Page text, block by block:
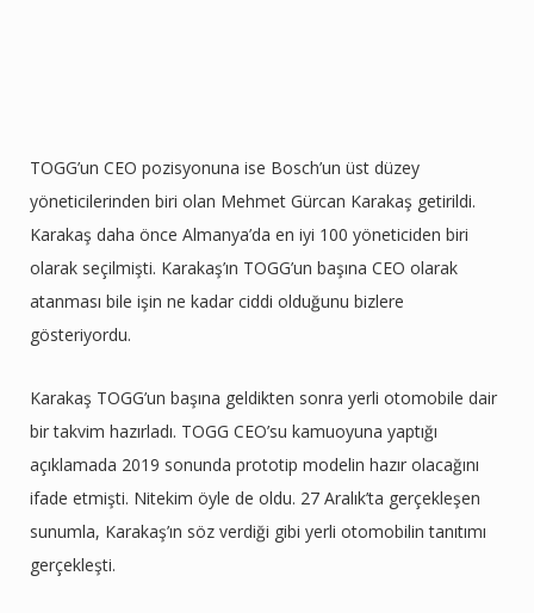
TOGG’un CEO pozisyonuna ise Bosch’un üst düzey
yöneticilerinden biri olan Mehmet Gürcan Karakaş getirildi.
Karakaş daha önce Almanya’da en iyi 100 yöneticiden biri
olarak seçilmişti. Karakaş’ın TOGG’un başına CEO olarak
atanması bile işin ne kadar ciddi olduğunu bizlere
gösteriyordu.
Karakaş TOGG’un başına geldikten sonra yerli otomobile dair
bir takvim hazırladı. TOGG CEO’su kamuoyuna yaptığı
açıklamada 2019 sonunda prototip modelin hazır olacağını
ifade etmişti. Nitekim öyle de oldu. 27 Aralık’ta gerçekleşen
sunumla, Karakaş’ın söz verdiği gibi yerli otomobilin tanıtımı
gerçekleşti.